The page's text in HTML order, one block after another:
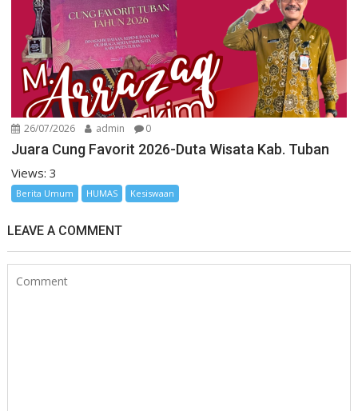
26/07/2026 admin 0
Juara Cung Favorit 2026-Duta Wisata Kab. Tuban
Views: 3
Berita Umum HUMAS Kesiswaan
LEAVE A COMMENT